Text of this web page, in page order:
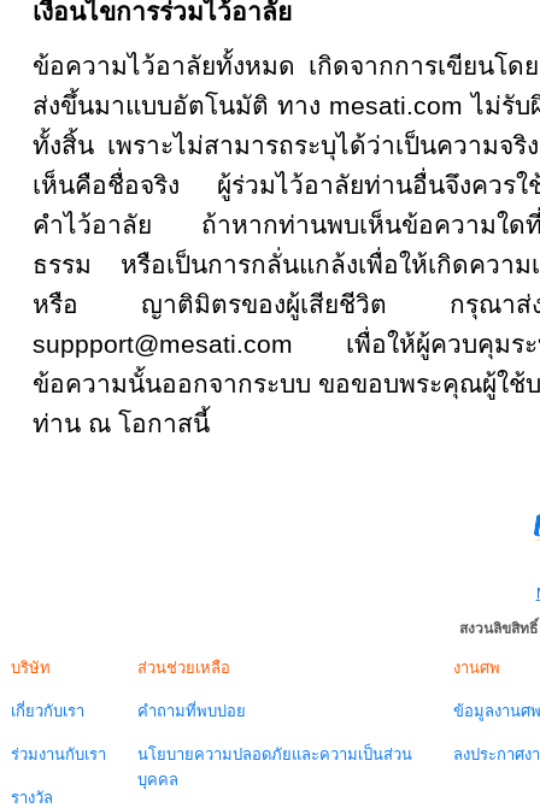
เงื่อนไขการร่วมไว้อาลัย
ข้อความไว้อาลัยทั้งหมด เกิดจากการเขียนโด
ส่งขึ้นมาแบบอัตโนมัติ ทาง mesati.com ไม่รั
ทั้งสิ้น เพราะไม่สามารถระบุได้ว่าเป็นความจ
เห็นคือชื่อจริง ผู้ร่วมไว้อาลัยท่านอื่นจึงควรใ
คำไว้อาลัย ถ้าหากท่านพบเห็นข้อความใด
ธรรม หรือเป็นการกลั่นแกล้งเพื่อให้เกิดควา
หรือ ญาติมิตรของผู้เสียชีวิต กรุ
suppport@mesati.com เพื่อให้ผู้ควบคุมระ
ข้อความนั้นออกจากระบบ ขอขอบพระคุณผู้ใช้
ท่าน ณ โอกาสนี้
สงวนลิขสิท
บริษัท
เกี่ยวกับเรา
ร่วมงานกับเรา
รางวัล
ส่วนช่วยเหลือ
คำถามที่พบบ่อย
นโยบายความปลอดภัยและความเป็นส่วน
บุคคล
งานศพ
ข้อมูลงานศพ
ลงประกาศง